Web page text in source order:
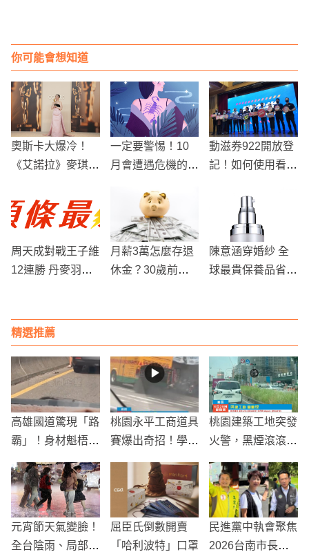
你可能會想知道
奧斯卡大爆冷！
《艾諾拉》麥琪麥
黛咪摩兒
一定要警惕！10
月會遭遇危機的星
動滋券922開放登
記！如何使用看這
周天成對戰王子維
12連勝 丹麥羽球
月薪3萬怎麼存退
休金？30歲前做
陳意涵穿婚紗 全
球最貴保養品省省
精選推薦
高雄國道驚現「路
霸」！身材魁梧男
方駕駛引發混亂
桃園永平工商道具
賽爆出奇招！學生
桃園建築工地突發
火警，黑煙滾滾引
元宵節天氣變臉！
全台陰雨、局部大
屈臣氏倒數開賣
「哈利波特」口罩
民進黨中執會聚焦
2026台南市長選